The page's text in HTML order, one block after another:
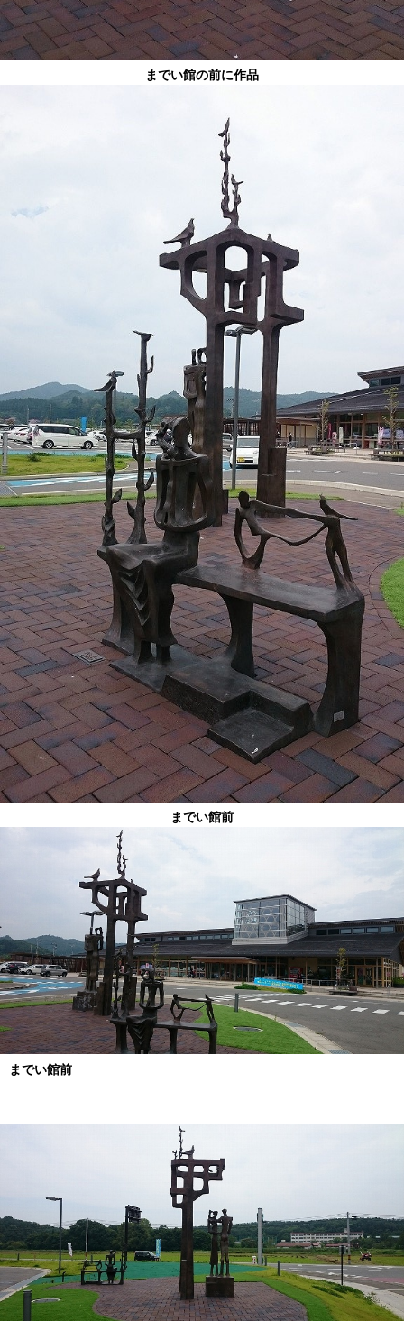
までい館の前に作品
までい館前
までい館前